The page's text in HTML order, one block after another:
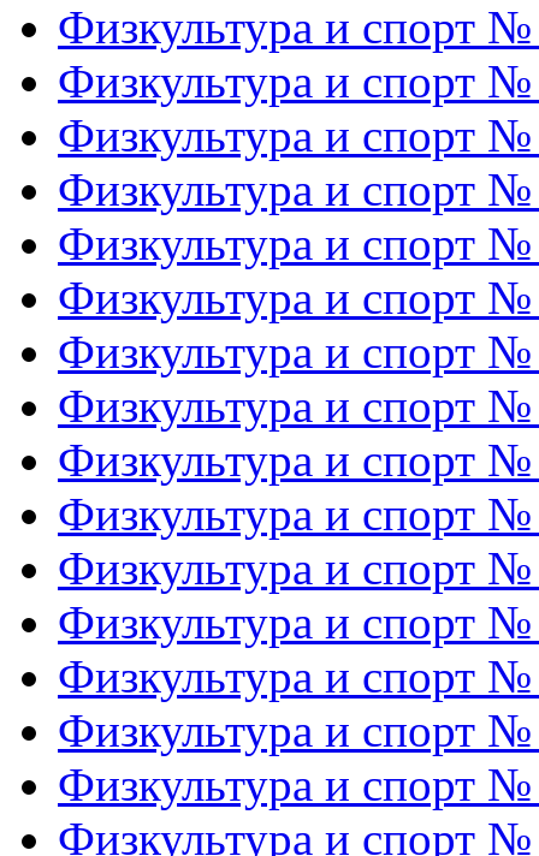
Физкультура и спорт
Физкультура и спорт
Физкультура и спорт
Физкультура и спорт
Физкультура и спорт
Физкультура и спорт
Физкультура и спорт
Физкультура и спорт
Физкультура и спорт
Физкультура и спорт
Физкультура и спорт
Физкультура и спорт
Физкультура и спорт
Физкультура и спорт
Физкультура и спорт
Физкультура и спорт